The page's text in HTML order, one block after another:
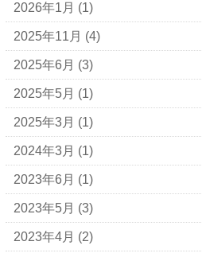
2026年1月 (1)
2025年11月 (4)
2025年6月 (3)
2025年5月 (1)
2025年3月 (1)
2024年3月 (1)
2023年6月 (1)
2023年5月 (3)
2023年4月 (2)